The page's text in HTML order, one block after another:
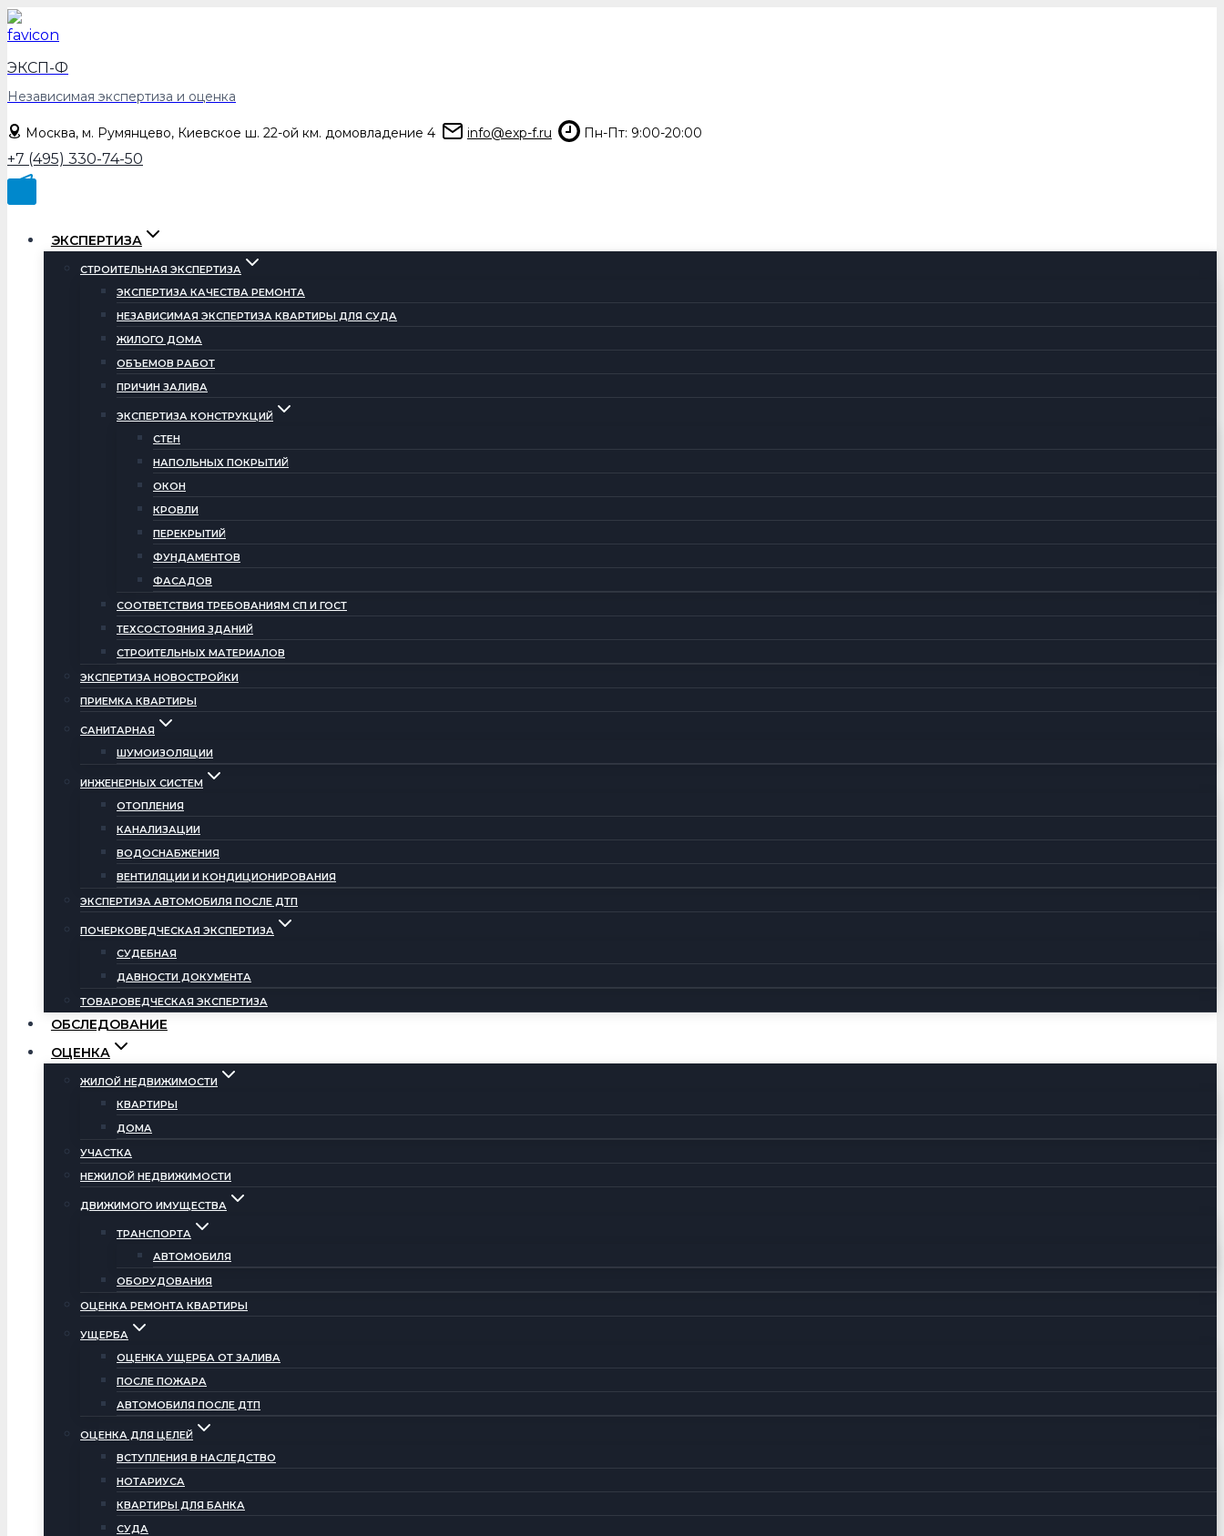
Перейти
к
содержимому
ЭКСП-Ф
Независимая экспертиза и оценка
Москва, м. Румянцево, Киевское ш. 22-ой км. домовладение 4 info@exp-f.ru Пн-Пт: 9:00-20:00
+7 (495) 330-74-50
ЭКСПЕРТИЗА
СТРОИТЕЛЬНАЯ ЭКСПЕРТИЗА
ЭКСПЕРТИЗА КАЧЕСТВА РЕМОНТА
НЕЗАВИСИМАЯ ЭКСПЕРТИЗА КВАРТИРЫ ДЛЯ СУДА
ЖИЛОГО ДОМА
ОБЪЕМОВ РАБОТ
ПРИЧИН ЗАЛИВА
ЭКСПЕРТИЗА КОНСТРУКЦИЙ
СТЕН
НАПОЛЬНЫХ ПОКРЫТИЙ
ОКОН
КРОВЛИ
ПЕРЕКРЫТИЙ
ФУНДАМЕНТОВ
ФАСАДОВ
СООТВЕТСТВИЯ ТРЕБОВАНИЯМ СП И ГОСТ
ТЕХСОСТОЯНИЯ ЗДАНИЙ
СТРОИТЕЛЬНЫХ МАТЕРИАЛОВ
ЭКСПЕРТИЗА НОВОСТРОЙКИ
ПРИЕМКА КВАРТИРЫ
САНИТАРНАЯ
ШУМОИЗОЛЯЦИИ
ИНЖЕНЕРНЫХ СИСТЕМ
ОТОПЛЕНИЯ
КАНАЛИЗАЦИИ
ВОДОСНАБЖЕНИЯ
ВЕНТИЛЯЦИИ И КОНДИЦИОНИРОВАНИЯ
ЭКСПЕРТИЗА АВТОМОБИЛЯ ПОСЛЕ ДТП
ПОЧЕРКОВЕДЧЕСКАЯ ЭКСПЕРТИЗА
СУДЕБНАЯ
ДАВНОСТИ ДОКУМЕНТА
ТОВАРОВЕДЧЕСКАЯ ЭКСПЕРТИЗА
ОБСЛЕДОВАНИЕ
ОЦЕНКА
ЖИЛОЙ НЕДВИЖИМОСТИ
КВАРТИРЫ
ДОМА
УЧАСТКА
НЕЖИЛОЙ НЕДВИЖИМОСТИ
ДВИЖИМОГО ИМУЩЕСТВА
ТРАНСПОРТА
АВТОМОБИЛЯ
ОБОРУДОВАНИЯ
ОЦЕНКА РЕМОНТА КВАРТИРЫ
УЩЕРБА
ОЦЕНКА УЩЕРБА ОТ ЗАЛИВА
ПОСЛЕ ПОЖАРА
АВТОМОБИЛЯ ПОСЛЕ ДТП
ОЦЕНКА ДЛЯ ЦЕЛЕЙ
ВСТУПЛЕНИЯ В НАСЛЕДСТВО
НОТАРИУСА
КВАРТИРЫ ДЛЯ БАНКА
СУДА